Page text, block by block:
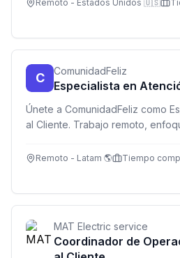
Remoto - Estados Unidos 🇺🇸
C ComunidadFeliz
Especialista en
Únete a ComunidadFeliz como
al Cliente. Trabajo remoto,
Remoto - Latam 🌎
Tiempo
MAT Electric service
Coordinador de